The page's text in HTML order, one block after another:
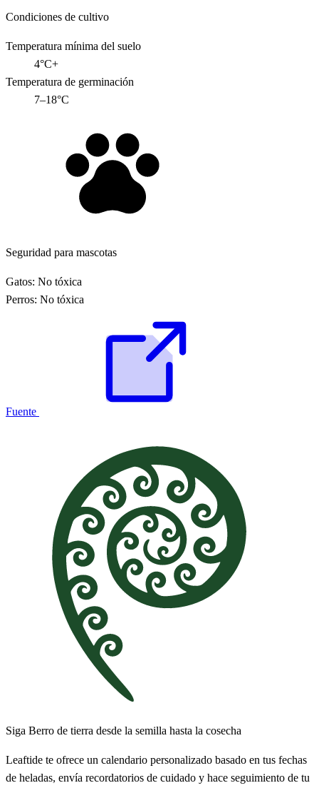
Condiciones de cultivo
Temperatura mínima del suelo
4°C+
Temperatura de germinación
7–18°C
Seguridad para mascotas
Gatos: No tóxica
Perros: No tóxica
Fuente
Siga Berro de tierra desde la semilla hasta la cosecha
Leaftide te ofrece un calendario personalizado basado en tus fechas
de heladas, envía recordatorios de cuidado y hace seguimiento de tu